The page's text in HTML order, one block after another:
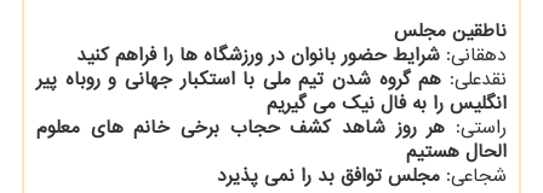
ناطقین مجلس
دهقانی: شرایط حضور بانوان در ورزشگاه ها را فراهم کنید
نقدعلی: هم گروه شدن تیم ملی با استکبار جهانی و روباه پیر
انگلیس را به فال نیک می گیریم
راستی: هر روز شاهد کشف حجاب برخی خانم های معلوم
الحال هستیم
شجاعی: مجلس توافق بد را نمی پذیرد